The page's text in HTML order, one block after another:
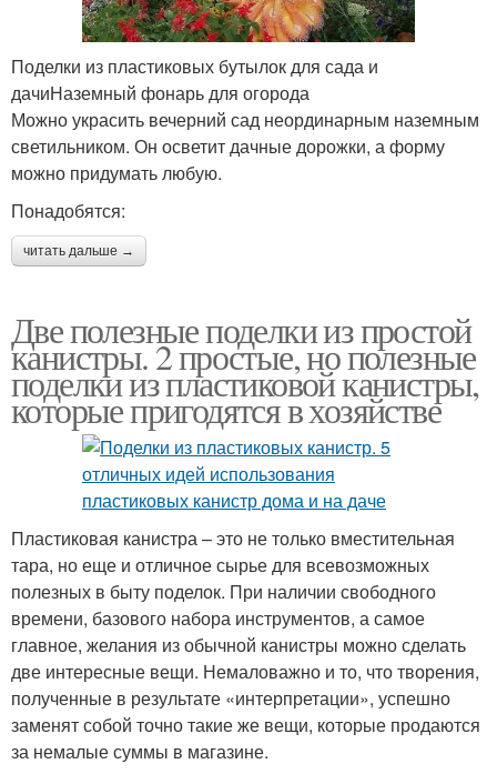
Поделки из пластиковых бутылок для сада и
дачиНаземный фонарь для огорода
Можно украсить вечерний сад неординарным наземным
светильником. Он осветит дачные дорожки, а форму
можно придумать любую.
Понадобятся:
читать дальше →
Две полезные поделки из простой
канистры. 2 простые, но полезные
поделки из пластиковой канистры,
которые пригодятся в хозяйстве
Пластиковая канистра – это не только вместительная
тара, но еще и отличное сырье для всевозможных
полезных в быту поделок. При наличии свободного
времени, базового набора инструментов, а самое
главное, желания из обычной канистры можно сделать
две интересные вещи. Немаловажно и то, что творения,
полученные в результате «интерпретации», успешно
заменят собой точно такие же вещи, которые продаются
за немалые суммы в магазине.